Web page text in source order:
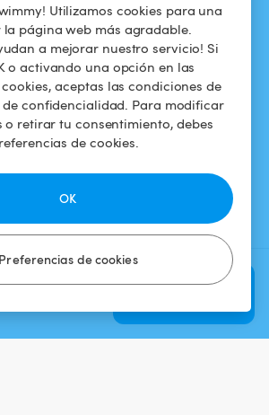
Utilizamos cookies para una
página web más agradable.
a mejorar nuestro servicio! Si
o activando una opción en las
aceptas las condiciones de
confidencialidad. Para modificar
o retirar tu consentimiento, debes
de cookies.
Preferencias de cookies
OK
un horario
Verificar
piscina
¿Cómo funciona?
confidencialidad
Aviso legal
DESCARGAR LA APP